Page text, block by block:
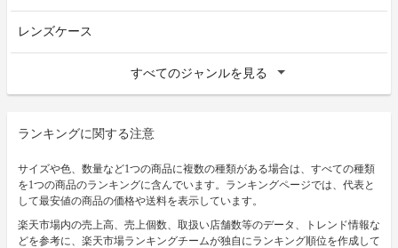
レンズケース
すべてのジャンルを見る
ランキングに関する注意
サイズや色、数量など1つの商品に複数の種類がある場合は、すべての種類
を1つの商品のランキングに含んでいます。ランキングページでは、代表と
して最安値の商品の価格や送料を表示しています。
楽天市場内の売上高、売上個数、取扱い店舗数等のデータ、トレンド情報な
どを参考に、楽天市場ランキングチームが独自にランキング順位を作成して